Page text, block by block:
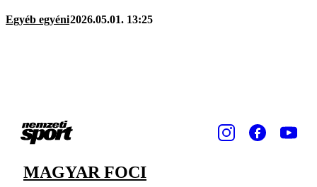
Egyéb egyéni2026.05.01. 13:25
MAGYAR FOCI